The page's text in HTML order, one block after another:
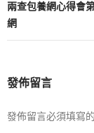
兩查包養網心得會
網
發佈留言
發佈留言必須填寫